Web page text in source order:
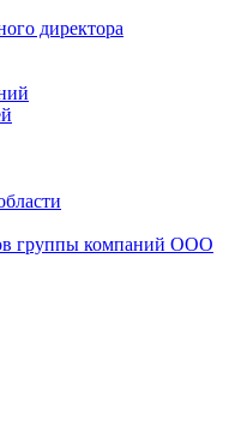
директора
группы компаний ООО